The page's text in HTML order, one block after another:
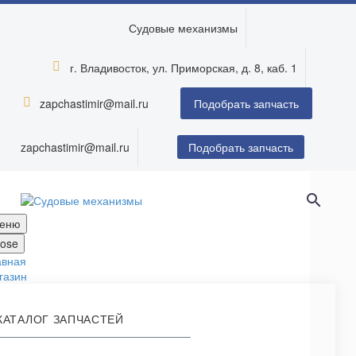
Судовые механизмы

 г. Владивосток, ул. Приморская, д. 8, каб. 1

 zapchastimir@mail.ru Подобрать запчасть
zapchastimir@mail.ru Подобрать запчасть
ЗАПЧАСТЕЙ